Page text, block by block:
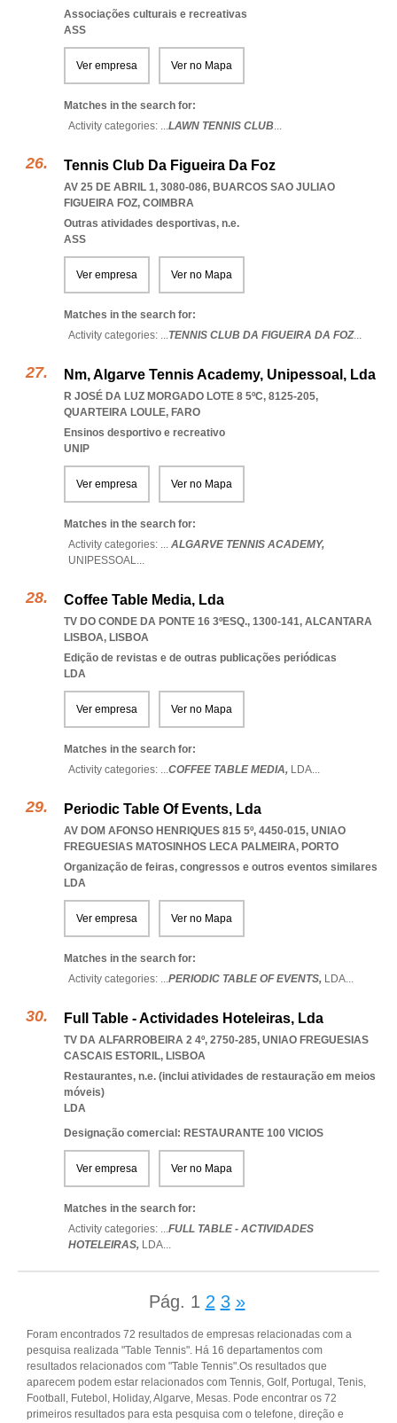
Associações culturais e recreativas
ASS
Ver empresa Ver no Mapa
Matches in the search for:
Activity categories: ...LAWN TENNIS CLUB...
Tennis Club Da Figueira Da Foz
AV 25 DE ABRIL 1, 3080-086, BUARCOS SAO JULIAO
FIGUEIRA FOZ, COIMBRA
Outras atividades desportivas, n.e.
ASS
Ver empresa Ver no Mapa
Matches in the search for:
Activity categories: ...TENNIS CLUB DA FIGUEIRA DA FOZ...
Nm, Algarve Tennis Academy, Unipessoal, Lda
R JOSÉ DA LUZ MORGADO LOTE 8 5ºC, 8125-205,
QUARTEIRA LOULE, FARO
Ensinos desportivo e recreativo
UNIP
Ver empresa Ver no Mapa
Matches in the search for:
Activity categories: ... ALGARVE TENNIS ACADEMY,
UNIPESSOAL...
Coffee Table Media, Lda
TV DO CONDE DA PONTE 16 3ºESQ., 1300-141, ALCANTARA
LISBOA, LISBOA
Edição de revistas e de outras publicações periódicas
LDA
Ver empresa Ver no Mapa
Matches in the search for:
Activity categories: ...COFFEE TABLE MEDIA, LDA...
Periodic Table Of Events, Lda
AV DOM AFONSO HENRIQUES 815 5º, 4450-015, UNIAO
FREGUESIAS MATOSINHOS LECA PALMEIRA, PORTO
Organização de feiras, congressos e outros eventos similares
LDA
Ver empresa Ver no Mapa
Matches in the search for:
Activity categories: ...PERIODIC TABLE OF EVENTS, LDA...
Full Table - Actividades Hoteleiras, Lda
TV DA ALFARROBEIRA 2 4º, 2750-285, UNIAO FREGUESIAS
CASCAIS ESTORIL, LISBOA
Restaurantes, n.e. (inclui atividades de restauração em meios
móveis)
LDA
Designação comercial: RESTAURANTE 100 VICIOS
Ver empresa Ver no Mapa
Matches in the search for:
Activity categories: ...FULL TABLE - ACTIVIDADES
HOTELEIRAS, LDA...
Pág. 1 2 3 »
Foram encontrados 72 resultados de empresas relacionadas com a
pesquisa realizada "Table Tennis". Há 16 departamentos com
resultados relacionados com "Table Tennis".Os resultados que
aparecem podem estar relacionados com Tennis, Golf, Portugal, Tenis,
Football, Futebol, Holiday, Algarve, Mesas. Pode encontrar os 72
primeiros resultados para esta pesquisa com o telefone, direção e